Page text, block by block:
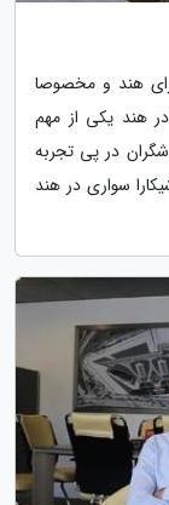
هند و مخصوصا
هند یکی از مهم
در پی تجربه
سواری در هند